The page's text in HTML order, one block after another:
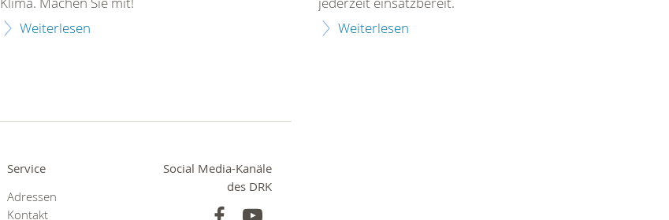
Weiterlesen
Weiterlesen
Service
Adressen
Kontakt
Social Media-Kanäle
des DRK